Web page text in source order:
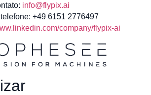
info@flypix.ai
+49 6151 2776497
company/flypix-ai